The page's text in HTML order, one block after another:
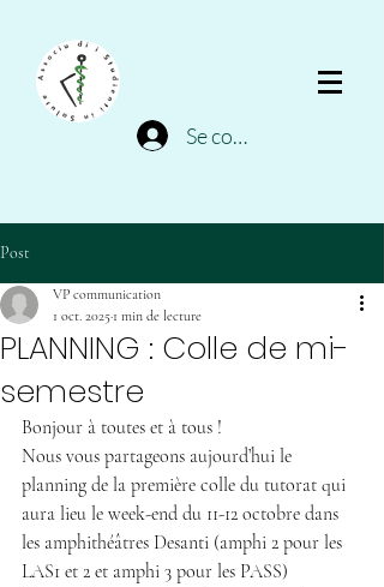
Se connecter
Post
PLANNING : Colle de mi-
semestre
VP communication
1 oct. 2025 1 min de lecture
Bonjour à toutes et à tous !
Nous vous partageons aujourd’hui le
planning de la première colle du tutorat qui
aura lieu le week-end du 11-12 octobre dans
les amphithéâtres Desanti (amphi 2 pour les
LAS1 et 2 et amphi 3 pour les PASS)